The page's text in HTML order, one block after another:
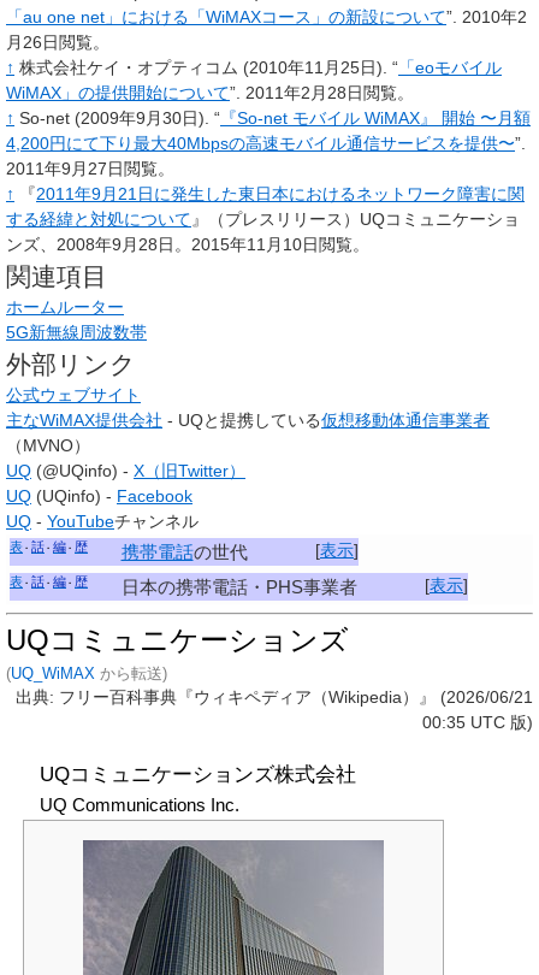
「au one net」における「WiMAXコース」の新設について”. 2010年2
月26日閲覧。
↑ 株式会社ケイ・オプティコム (2010年11月25日). “ 「eoモバイル
WiMAX」の提供開始について”. 2011年2月28日閲覧。
↑ So-net (2009年9月30日). “ 『So-net モバイル WiMAX』 開始 〜月額
4,200円にて下り最大40Mbpsの高速モバイル通信サービスを提供〜”.
2011年9月27日閲覧。
↑
『2011年9月21日に発生した東日本におけるネットワーク障害に関
する経緯と対処について』（プレスリリース）UQコミュニケーショ
ンズ、2008年9月28日。 2015年11月10日閲覧。
関連項目
ホームルーター
5G新無線周波数帯
外部リンク
公式ウェブサイト
主なWiMAX提供会社 - UQと提携している仮想移動体通信事業者
（MVNO）
UQ (@UQinfo) - X（旧Twitter）
UQ (UQinfo) - Facebook
UQ - YouTubeチャンネル
[表示]
表 話 編 歴 携帯電話の世代
[表示]
表 話 編 歴 日本の携帯電話・PHS事業者
UQコミュニケーションズ
(UQ_WiMAX から転送)
出典: フリー百科事典『ウィキペディア（Wikipedia）』 (2026/06/21
00:35 UTC 版)
UQコミュニケーションズ株式会社
UQ Communications Inc.